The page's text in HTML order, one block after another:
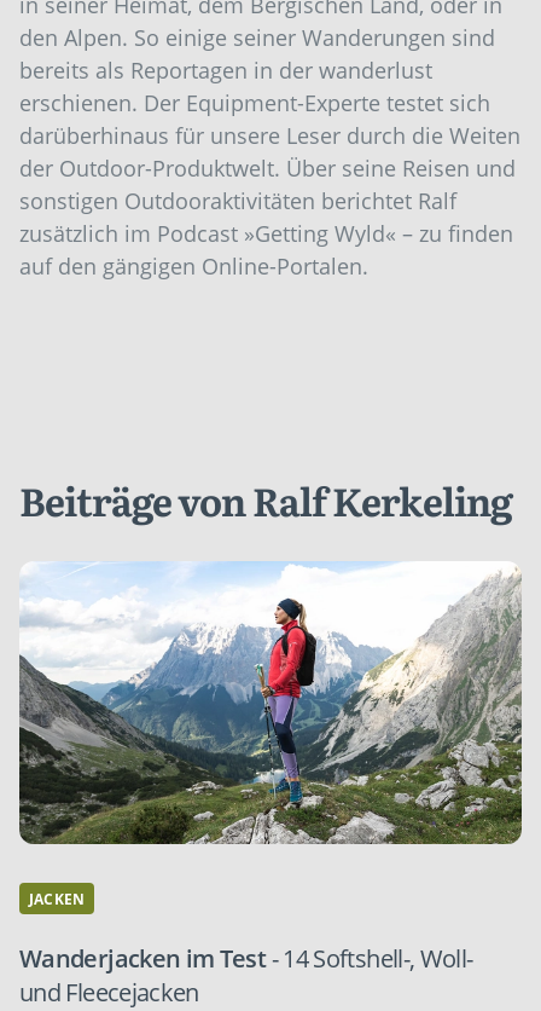
den Alpen. So einige seiner Wanderungen sind
bereits als Reportagen in der wanderlust
erschienen. Der Equipment-Experte testet sich
darüberhinaus für unsere Leser durch die Weiten
der Outdoor-Produktwelt. Über seine Reisen und
sonstigen Outdooraktivitäten berichtet Ralf
zusätzlich im Podcast »Getting Wyld« – zu finden
auf den gängigen Online-Portalen.
Beiträge von Ralf Kerkeling
JACKEN
Wanderjacken im Test- 14 Softshell-, Woll-
und Fleecejacken